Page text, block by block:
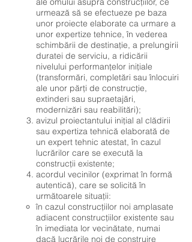
urmează să se efectueze pe baza
unor proiecte elaborate ca urmare a
unor expertize tehnice, în vederea
schimbării de destinație, a prelungirii
duratei de serviciu, a ridicării
nivelului performanțelor inițiale
(transformări, completări sau înlocuiri
ale unor părți de construcție,
extinderi sau supraetajări,
modernizări sau reabilitări);
avizul proiectantului inițial al clădirii
sau expertiza tehnică elaborată de
un expert tehnic atestat, în cazul
lucrărilor care se execută la
construcții existente;
acordul vecinilor (exprimat în formă
autentică), care se solicită în
următoarele situații:
în cazul construcțiilor noi amplasate
adiacent construcțiilor existente sau
în imediata lor vecinătate, numai
dacă lucrările noi de construire